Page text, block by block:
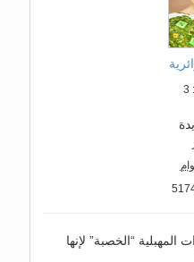
“الخصبة” لإنها